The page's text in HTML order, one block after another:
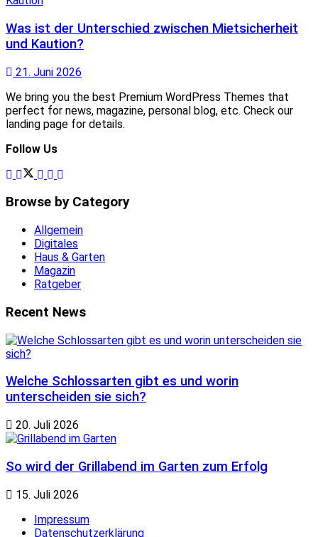
Was ist der Unterschied zwischen Mietsicherheit
und Kaution?
21. Juni 2026
We bring you the best Premium WordPress Themes that
perfect for news, magazine, personal blog, etc. Check our
landing page for details.
Follow Us
Browse by Category
Allgemein
Digitales
Haus & Garten
Magazin
Ratgeber
Recent News
Welche Schlossarten gibt es und worin
unterscheiden sie sich?
20. Juli 2026
So wird der Grillabend im Garten zum Erfolg
15. Juli 2026
Impressum
Datenschutzerklärung